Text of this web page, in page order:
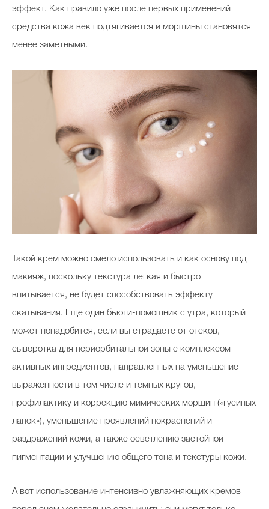
эффект. Как правило уже после первых применений
средства кожа век подтягивается и морщины становятся
менее заметными.
Такой крем можно смело использовать и как основу под
макияж, поскольку текстура легкая и быстро
впитывается, не будет способствовать эффекту
скатывания. Еще один бьюти-помощник с утра, который
может понадобится, если вы страдаете от отеков,
сыворотка для периорбитальной зоны с комплексом
активных ингредиентов, направленных на уменьшение
выраженности в том числе и темных кругов,
профилактику и коррекцию мимических морщин («гусиных
лапок»), уменьшение проявлений покраснений и
раздражений кожи, а также осветлению застойной
пигментации и улучшению общего тона и текстуры кожи.
А вот использование интенсивно увлажняющих кремов